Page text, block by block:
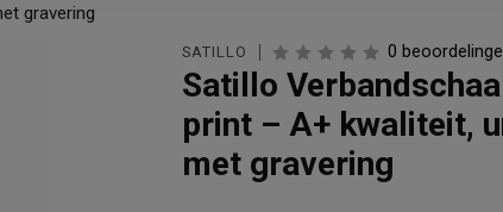
gravering
SATILLO 0
Satillo
print – A+ kwaliteit,
met gravering